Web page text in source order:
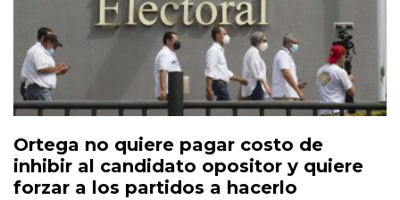
Ortega no quiere pagar costo de
inhibir al candidato opositor y quiere
forzar a los partidos a hacerlo